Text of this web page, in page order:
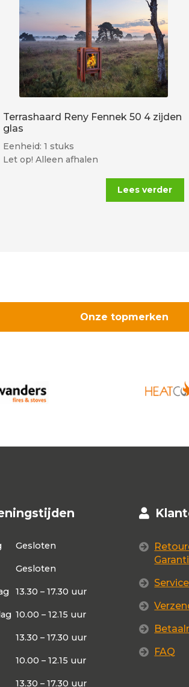
Terrashaard Reny Fennek 50 4 zijden
glas
Eenheid: 1 stuks
Let op! Alleen afhalen
Lees verder
Onze topmerken
Gesloten
Gesloten
13.30 – 17.30 uur
10.00 – 12.15 uur
13.30 – 17.30 uur
10.00 – 12.15 uur
13.30 – 17.30 uur
FAQ